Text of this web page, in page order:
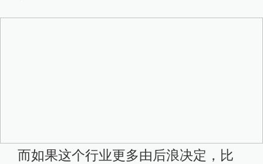
而如果这个行业更多由后浪决定，比